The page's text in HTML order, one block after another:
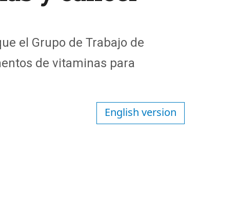
el Grupo de Trabajo de
de vitaminas para
English version